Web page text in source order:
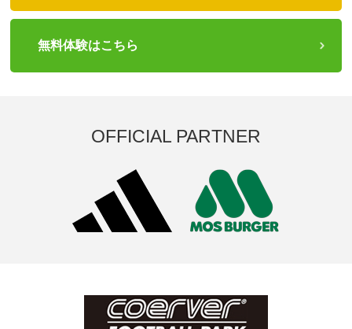
無料体験はこちら
OFFICIAL PARTNER